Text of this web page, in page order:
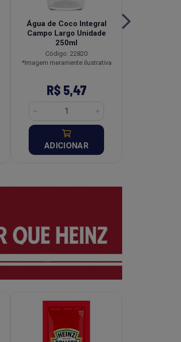
Água de Coco Integral
Campo Largo Unidade
250ml
Código: 22820
*Imagem meramente ilustrativa
R$ 5,47
ADICIONAR